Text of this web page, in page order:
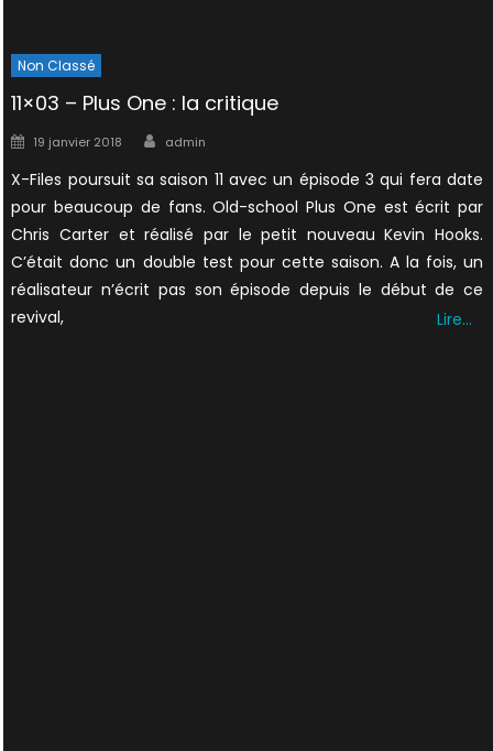
Non Classé
11×03 – Plus One : la critique
Posted
19 janvier 2018 Author
admin
X-Files poursuit sa saison 11 avec un épisode 3 qui fera date
pour beaucoup de fans. Old-school Plus One est écrit par
Chris Carter et réalisé par le petit nouveau Kevin Hooks.
C’était donc un double test pour cette saison. A la fois, un
réalisateur n’écrit pas son épisode depuis le début de ce
revival,
Lire…